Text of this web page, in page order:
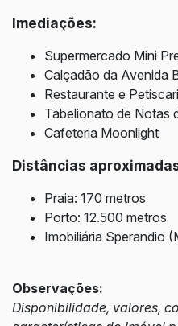
Imediações:
Supermercado Mini
Calçadão da Avenida
Restaurante e
Tabelionato de Notas
Cafeteria Moonlight
Distâncias
Praia: 170 metros
Porto: 12.500 metros
Imobiliária Sperandio
Observações:
Disponibilidade, valores,